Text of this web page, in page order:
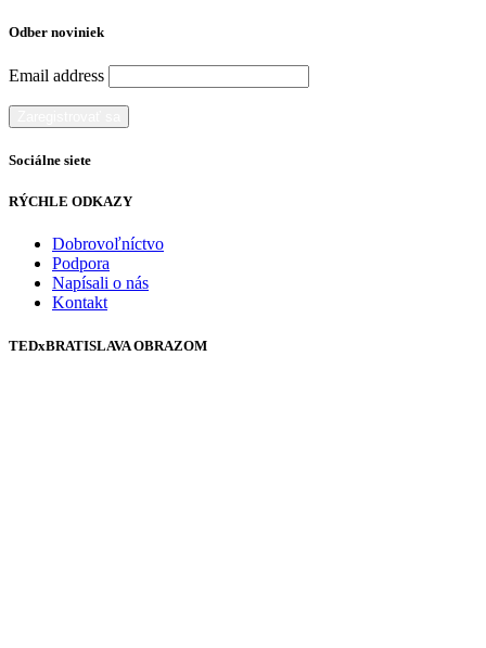
Odber noviniek
Email address
Sociálne siete
RÝCHLE ODKAZY
Dobrovoľníctvo
Podpora
Napísali o nás
Kontakt
TEDxBRATISLAVA OBRAZOM